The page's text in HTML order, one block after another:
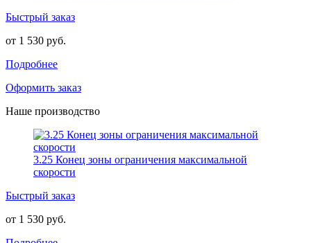
Быстрый заказ
от 1 530 руб.
Подробнее
Оформить заказ
Наше производство
3.25 Конец зоны ограничения максимальной
скорости
Быстрый заказ
от 1 530 руб.